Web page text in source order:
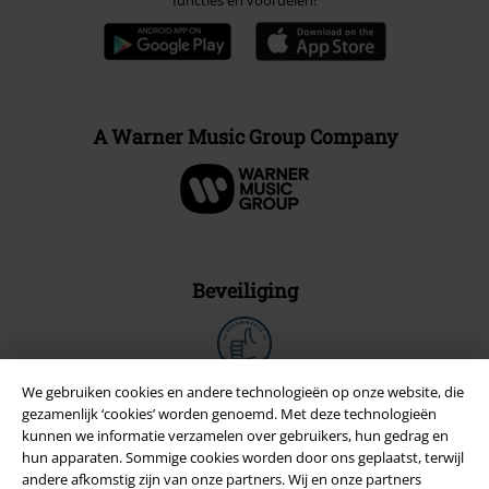
We gebruiken cookies en andere technologieën op onze website, die
gezamenlijk ‘cookies’ worden genoemd. Met deze technologieën
kunnen we informatie verzamelen over gebruikers, hun gedrag en
hun apparaten. Sommige cookies worden door ons geplaatst, terwijl
andere afkomstig zijn van onze partners. Wij en onze partners
A Warner Music Group Company
Beveiliging